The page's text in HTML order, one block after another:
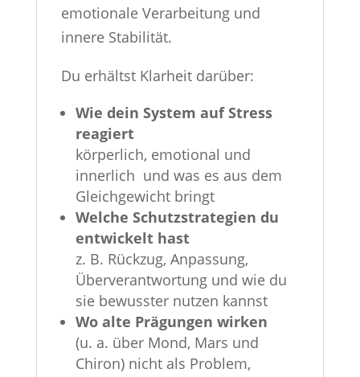
emotionale Verarbeitung und
innere Stabilität.
Du erhältst Klarheit darüber:
Wie dein System auf Stress
reagiert
körperlich, emotional und
innerlich und was es aus dem
Gleichgewicht bringt
Welche Schutzstrategien du
entwickelt hast
z. B. Rückzug, Anpassung,
Überverantwortung und wie du
sie bewusster nutzen kannst
Wo alte Prägungen wirken
(u. a. über Mond, Mars und
Chiron) nicht als Problem,